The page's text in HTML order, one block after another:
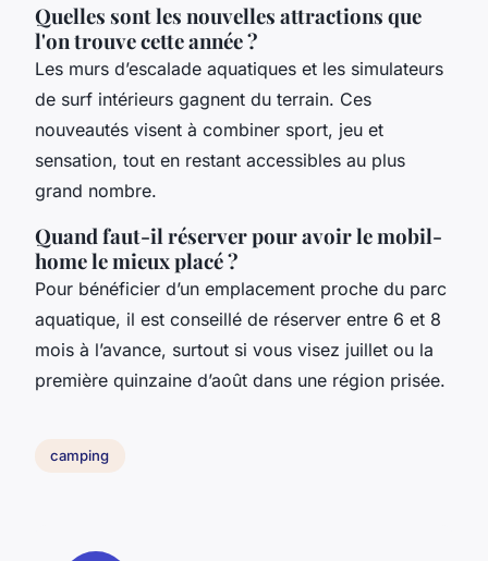
Quelles sont les nouvelles attractions que
l'on trouve cette année ?
Les murs d’escalade aquatiques et les simulateurs
de surf intérieurs gagnent du terrain. Ces
nouveautés visent à combiner sport, jeu et
sensation, tout en restant accessibles au plus
grand nombre.
Quand faut-il réserver pour avoir le mobil-
home le mieux placé ?
Pour bénéficier d’un emplacement proche du parc
aquatique, il est conseillé de réserver entre 6 et 8
mois à l’avance, surtout si vous visez juillet ou la
première quinzaine d’août dans une région prisée.
camping